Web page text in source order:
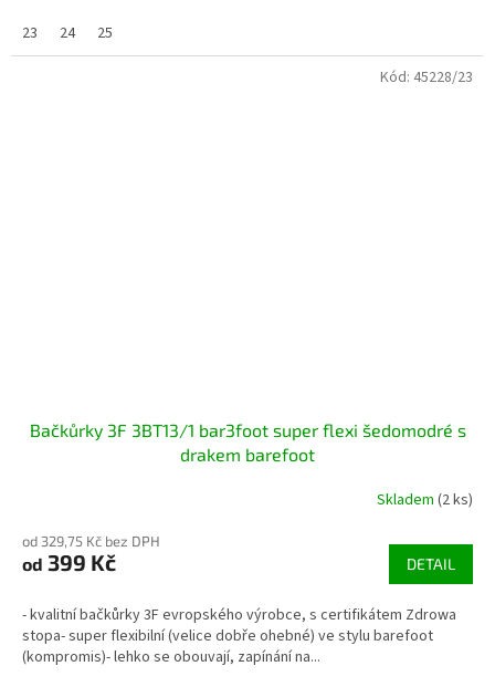
23
24 25
Bačkůrky 3F 3BT13/1 bar3foot super flexi šedomodré s
drakem barefoot
Skladem (2 ks)
od 329,75 Kč bez DPH
od 399 Kč DETAIL
- kvalitní bačkůrky 3F evropského výrobce, s certifikátem Zdrowa
stopa- super flexibilní (velice dobře ohebné) ve stylu barefoot
(kompromis)- lehko se obouvají, zapínání na...
Kód: 45228/23